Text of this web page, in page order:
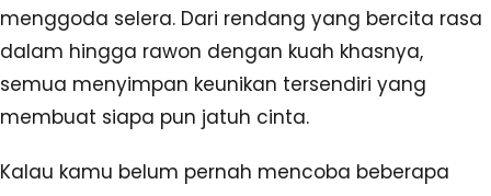
menggoda selera. Dari rendang yang bercita rasa
dalam hingga rawon dengan kuah khasnya,
semua menyimpan keunikan tersendiri yang
membuat siapa pun jatuh cinta.
Kalau kamu belum pernah mencoba beberapa